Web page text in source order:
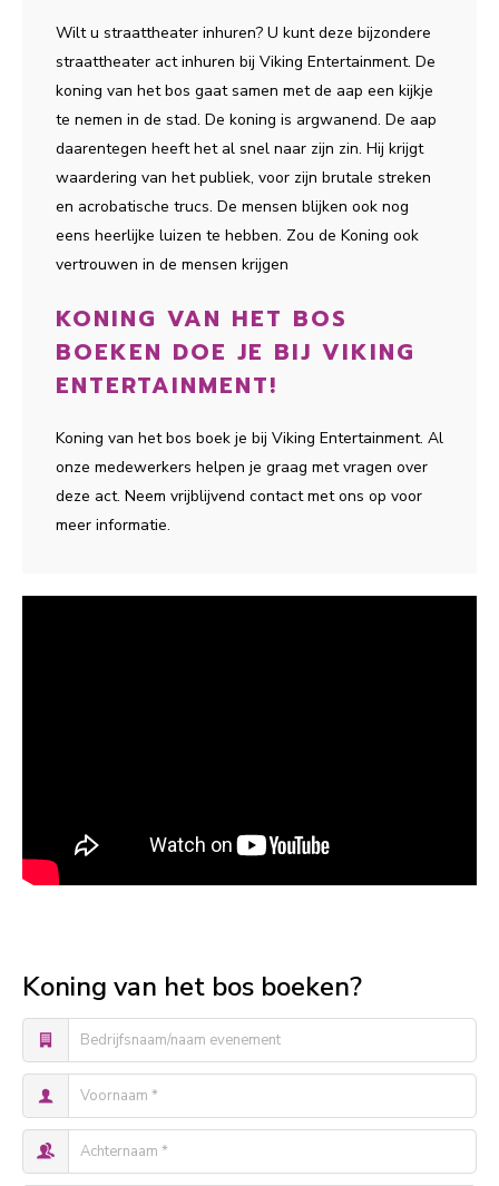
Wilt u straattheater inhuren? U kunt deze bijzondere
straattheater act inhuren bij Viking Entertainment. De
koning van het bos gaat samen met de aap een kijkje
te nemen in de stad. De koning is argwanend. De aap
daarentegen heeft het al snel naar zijn zin. Hij krijgt
waardering van het publiek, voor zijn brutale streken
en acrobatische trucs. De mensen blijken ook nog
eens heerlijke luizen te hebben. Zou de Koning ook
vertrouwen in de mensen krijgen
KONING VAN HET BOS
BOEKEN DOE JE BIJ VIKING
ENTERTAINMENT!
Koning van het bos boek je bij Viking Entertainment. Al
onze medewerkers helpen je graag met vragen over
deze act. Neem vrijblijvend contact met ons op voor
meer informatie.
Koning van het bos boeken?